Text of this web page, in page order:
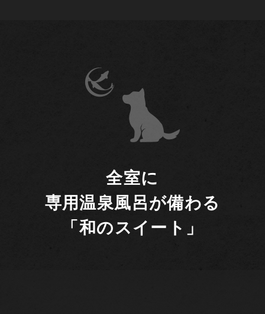
全室に
専用温泉風呂が備わる
「和のスイート」